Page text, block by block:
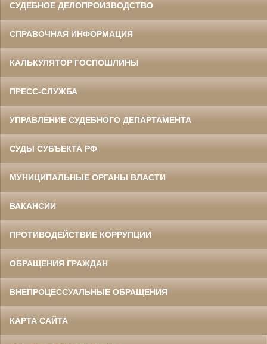
СУДЕБНОЕ ДЕЛОПРОИЗВОДСТВО
СПРАВОЧНАЯ ИНФОРМАЦИЯ
КАЛЬКУЛЯТОР ГОСПОШЛИНЫ
ПРЕСС-СЛУЖБА
УПРАВЛЕНИЕ СУДЕБНОГО ДЕПАРТАМЕНТА
СУДЫ СУБЪЕКТА РФ
МУНИЦИПАЛЬНЫЕ ОРГАНЫ ВЛАСТИ
ВАКАНСИИ
ПРОТИВОДЕЙСТВИЕ КОРРУПЦИИ
ОБРАЩЕНИЯ ГРАЖДАН
ВНЕПРОЦЕССУАЛЬНЫЕ ОБРАЩЕНИЯ
КАРТА САЙТА